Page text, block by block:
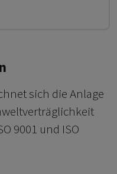
sich die Anlage
9001 und ISO